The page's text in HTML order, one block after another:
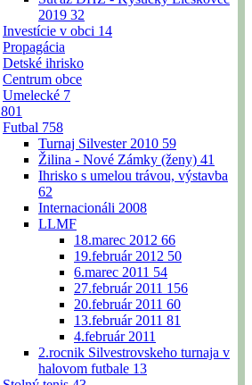
2019 32
Investície v obci 14
Propagácia
Detské ihrisko
Centrum obce
Umelecké 7
801
Futbal 758
Turnaj Silvester 2010 59
Žilina - Nové Zámky (ženy) 41
Ihrisko s umelou trávou, výstavba
62
Internacionáli 2008
LLMF
18.marec 2012 66
19.február 2012 50
6.marec 2011 54
27.február 2011 156
20.február 2011 60
13.február 2011 81
4.február 2011
2.rocnik Silvestrovskeho turnaja v
halovom futbale 13